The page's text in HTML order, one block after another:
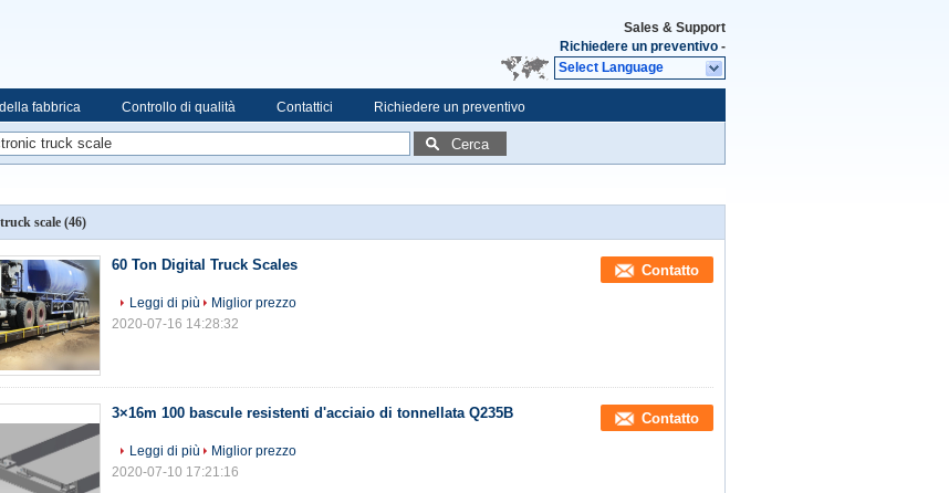
Sales & Support
Richiedere un preventivo -
Select Language
fabbrica Controllo di qualità Contattici Richiedere un preventivo
Cerca
scale (46)
60 Ton Digital Truck Scales Contatto
Leggi di più
Miglior prezzo
2020-07-16 14:28:32
3×16m 100 bascule resistenti d'acciaio di tonnellata Q235B Contatto
Leggi di più
Miglior prezzo
2020-07-10 17:21:16